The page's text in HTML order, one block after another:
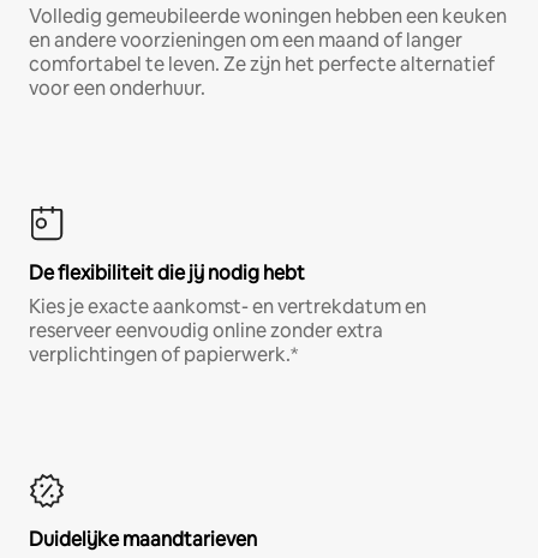
Volledig gemeubileerde woningen hebben een keuken
en andere voorzieningen om een maand of langer
comfortabel te leven. Ze zijn het perfecte alternatief
voor een onderhuur.
De flexibiliteit die jij nodig hebt
Kies je exacte aankomst- en vertrekdatum en
reserveer eenvoudig online zonder extra
verplichtingen of papierwerk.*
Duidelijke maandtarieven